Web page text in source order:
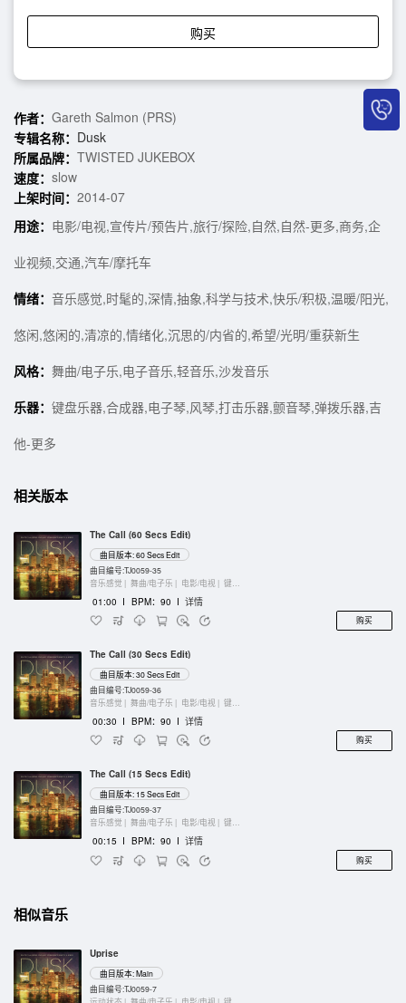
购买
作者： Gareth Salmon (PRS)
专辑名称： Dusk
所属品牌： TWISTED JUKEBOX
速度： slow
上架时间： 2014-07
用途： 电影/电视,宣传片/预告片,旅行/探险,自然,自然-更多,商务,企
业视频,交通,汽车/摩托车
情绪： 音乐感觉,时髦的,深情,抽象,科学与技术,快乐/积极,温暖/阳光,
悠闲,悠闲的,清凉的,情绪化,沉思的/内省的,希望/光明/重获新生
风格： 舞曲/电子乐,电子音乐,轻音乐,沙发音乐
乐器： 键盘乐器,合成器,电子琴,风琴,打击乐器,颤音琴,弹拨乐器,吉
他-更多
相关版本
The Call (60 Secs Edit)
曲目版本: 60 Secs Edit
曲目编号:TJ0059-35
音乐感觉 | 舞曲/电子乐 | 电影/电视 | 键盘乐器
01:00 I BPM：90 I 详情
购买
The Call (30 Secs Edit)
曲目版本: 30 Secs Edit
曲目编号:TJ0059-36
音乐感觉 | 舞曲/电子乐 | 电影/电视 | 键盘乐器
00:30 I BPM：90 I 详情
购买
The Call (15 Secs Edit)
曲目版本: 15 Secs Edit
曲目编号:TJ0059-37
音乐感觉 | 舞曲/电子乐 | 电影/电视 | 键盘乐器
00:15 I BPM：90 I 详情
购买
相似音乐
Uprise
曲目版本: Main
曲目编号:TJ0059-7